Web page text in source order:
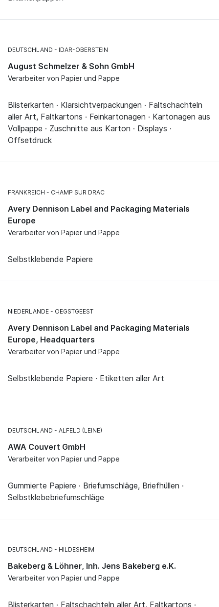
DEUTSCHLAND IDAR-OBERSTEIN
August Schmelzer & Sohn GmbH
Verarbeiter von Papier und Pappe
Blisterkarten · Klarsichtverpackungen · Faltschachteln
aller Art, Faltkartons · Feinkartonagen · Kartonagen aus
Vollpappe · Zuschnitte aus Karton · Displays ·
Offsetdruck
FRANKREICH CHAMP SUR DRAC
Avery Dennison Label and Packaging Materials
Europe
Verarbeiter von Papier und Pappe
Selbstklebende Papiere
NIEDERLANDE OEGSTGEEST
Avery Dennison Label and Packaging Materials
Europe, Headquarters
Verarbeiter von Papier und Pappe
Selbstklebende Papiere · Etiketten aller Art
DEUTSCHLAND ALFELD (LEINE)
AWA Couvert GmbH
Verarbeiter von Papier und Pappe
Gummierte Papiere · Briefumschläge, Briefhüllen ·
Selbstklebebriefumschläge
DEUTSCHLAND HILDESHEIM
Bakeberg & Löhner, Inh. Jens Bakeberg e.K.
Verarbeiter von Papier und Pappe
Blisterkarten · Faltschachteln aller Art, Faltkartons ·